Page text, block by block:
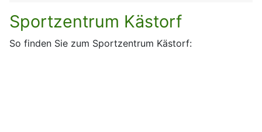
Sportzentrum Kästorf
So finden Sie zum Sportzentrum Kästorf: